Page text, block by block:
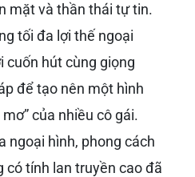
mặt và thần thái tự tin.
tối đa lợi thế ngoại
cuốn hút cùng giọng
để tạo nên một hình
của nhiều cô gái.
ngoại hình, phong cách
có tính lan truyền cao đã